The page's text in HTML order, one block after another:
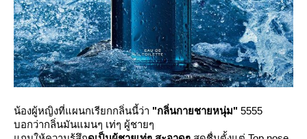
น้องผู้หญิงที่แผนกเรียกกลิ่นนี้ว่า "กลิ่นกายชายหนุ่ม" 5555
บอกว่ากลิ่นมันแมนๆ เท่ๆ ผู้ชายๆ